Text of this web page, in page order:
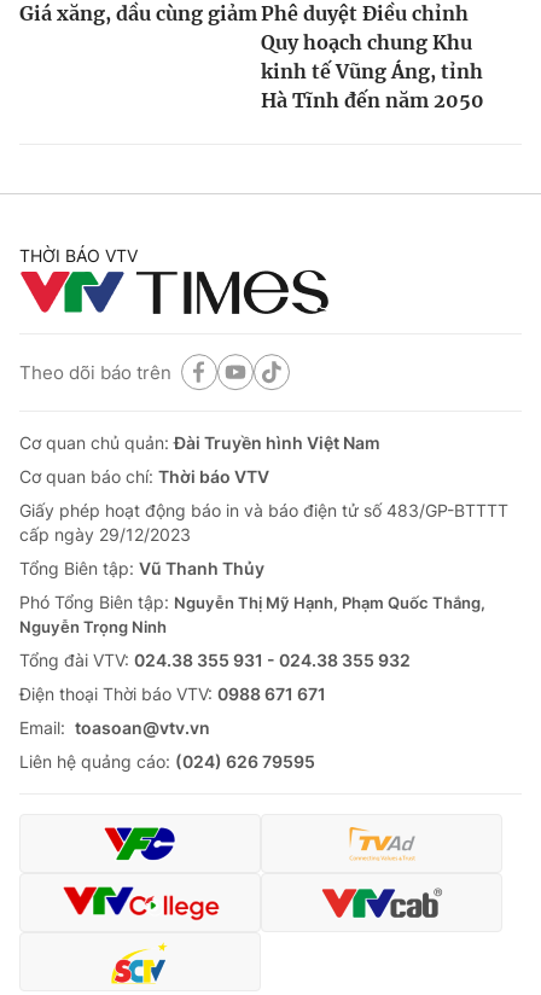
Giá xăng, dầu cùng giảmPhê duyệt Điều chỉnh
Quy hoạch chung Khu
kinh tế Vũng Áng, tỉnh
Hà Tĩnh đến năm 2050
THỜI BÁO VTV
Theo dõi báo trên
Cơ quan chủ quản:Đài Truyền hình Việt Nam
Cơ quan báo chí: Thời báo VTV
Giấy phép hoạt động báo in và báo điện tử số 483/GP-BTTTT
cấp ngày 29/12/2023
Tổng Biên tập: Vũ Thanh Thủy
Phó Tổng Biên tập: Nguyễn Thị Mỹ Hạnh, Phạm Quốc Thắng,
Nguyễn Trọng Ninh
Tổng đài VTV: 024.38 355 931 - 024.38 355 932
Ðiện thoại Thời báo VTV: 0988 671 671
Email: toasoan@vtv.vn
Liên hệ quảng cáo: (024) 626 79595